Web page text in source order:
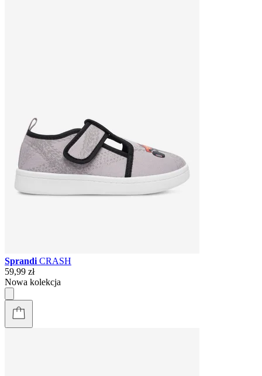
Sprandi CRASH
59,99 zł
Nowa kolekcja